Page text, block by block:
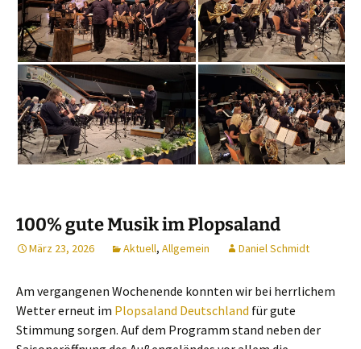
100% gute Musik im Plopsaland
März 23, 2026 Aktuell, Allgemein Daniel Schmidt
Am vergangenen Wochenende konnten wir bei herrlichem
Wetter erneut im Plopsaland Deutschland für gute
Stimmung sorgen. Auf dem Programm stand neben der